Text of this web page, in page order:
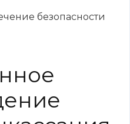
безопасности